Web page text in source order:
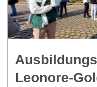
R
E
Leonore-